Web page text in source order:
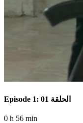
Episode 1: الحلقة 01
0 h 56 min